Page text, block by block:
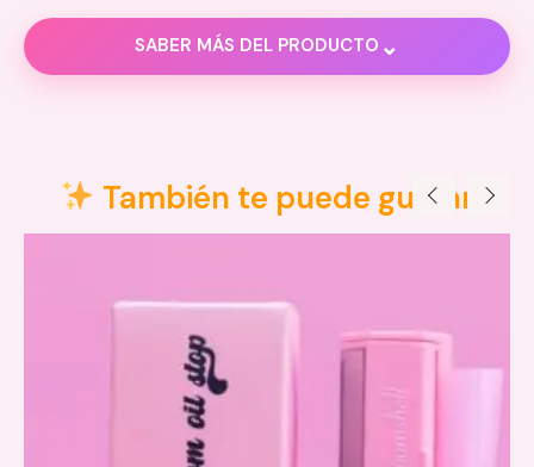
SABER MÁS DEL PRODUCTO ⌄
Bloom Dulce Brillo X2 de Bloomshell
lip gloss de alto brillo
También te puede gustar